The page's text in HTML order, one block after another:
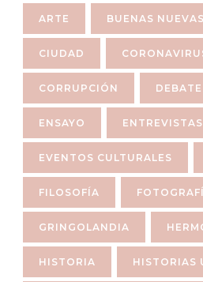
ARTE BUENAS NUEVAS
CIUDAD
CORRUPCIÓN DEBATE
ENSAYO ENTREVISTAS
EVENTOS CULTURALES
FILOSOFÍA
GRINGOLANDIA
HISTORIA HISTORIAS